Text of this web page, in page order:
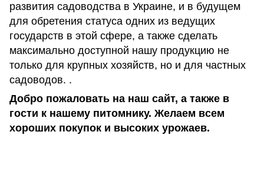
развития садоводства в Украине, и в будущем
для обретения статуса одних из ведущих
государств в этой сфере, а также сделать
максимально доступной нашу продукцию не
только для крупных хозяйств, но и для частных
садоводов. .
Добро пожаловать на наш сайт, а также в
гости к нашему питомнику. Желаем всем
хороших покупок и высоких урожаев.